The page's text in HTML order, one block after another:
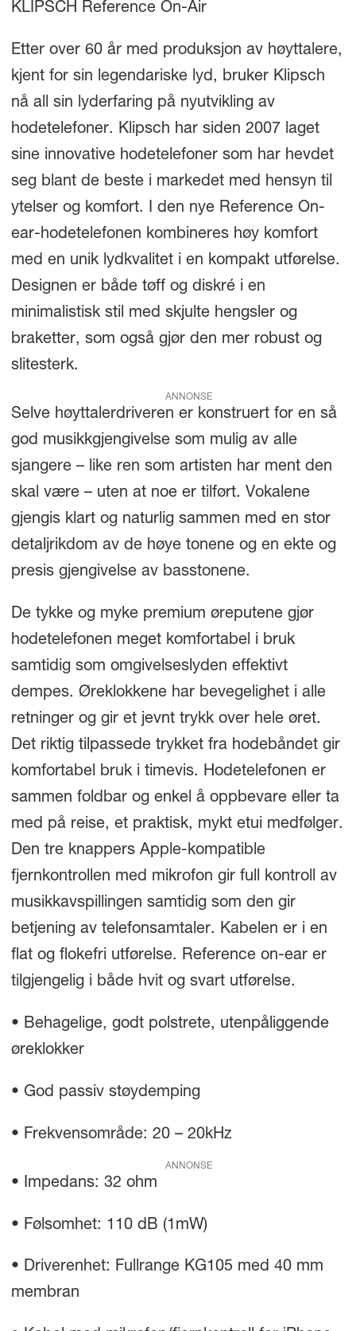
KLIPSCH Reference On-Air
Etter over 60 år med produksjon av høyttalere,
kjent for sin legendariske lyd, bruker Klipsch
nå all sin lyderfaring på nyutvikling av
hodetelefoner. Klipsch har siden 2007 laget
sine innovative hodetelefoner som har hevdet
seg blant de beste i markedet med hensyn til
ytelser og komfort. I den nye Reference On-
ear-hodetelefonen kombineres høy komfort
med en unik lydkvalitet i en kompakt utførelse.
Designen er både tøff og diskré i en
minimalistisk stil med skjulte hengsler og
braketter, som også gjør den mer robust og
slitesterk.
ANNONSE
Selve høyttalerdriveren er konstruert for en så
god musikkgjengivelse som mulig av alle
sjangere – like ren som artisten har ment den
skal være – uten at noe er tilført. Vokalene
gjengis klart og naturlig sammen med en stor
detaljrikdom av de høye tonene og en ekte og
presis gjengivelse av basstonene.
De tykke og myke premium øreputene gjør
hodetelefonen meget komfortabel i bruk
samtidig som omgivelseslyden effektivt
dempes. Øreklokkene har bevegelighet i alle
retninger og gir et jevnt trykk over hele øret.
Det riktig tilpassede trykket fra hodebåndet gir
komfortabel bruk i timevis. Hodetelefonen er
sammen foldbar og enkel å oppbevare eller ta
med på reise, et praktisk, mykt etui medfølger.
Den tre knappers Apple-kompatible
fjernkontrollen med mikrofon gir full kontroll av
musikkavspillingen samtidig som den gir
betjening av telefonsamtaler. Kabelen er i en
flat og flokefri utførelse. Reference on-ear er
tilgjengelig i både hvit og svart utførelse.
• Behagelige, godt polstrete, utenpåliggende
øreklokker
• God passiv støydemping
• Frekvensområde: 20 – 20kHz
ANNONSE
• Impedans: 32 ohm
• Følsomhet: 110 dB (1mW)
• Driverenhet: Fullrange KG105 med 40 mm
membran